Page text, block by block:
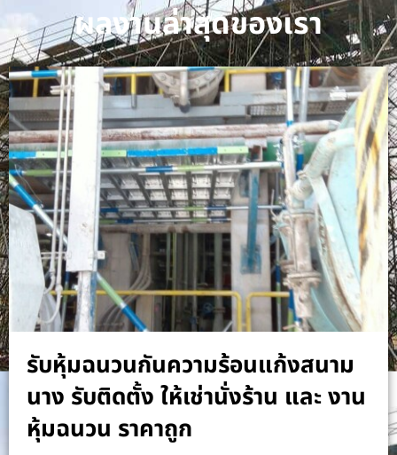
ผลงานล่าสุดของเรา
รับหุ้มฉนวนกันความร้อนแก้งสนาม
นาง รับติดตั้ง ให้เช่านั่งร้าน และ งาน
หุ้มฉนวน ราคาถูก